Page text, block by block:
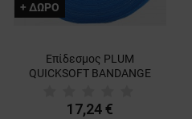
+ ΔΩΡΟ
Επίδεσμος PLUM
QUICKSOFT BANDANGE
17,24 €